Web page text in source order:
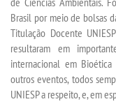
BLOG CONEXÃO
LOGIN
WEBMAIL
Brasil por meio de bolsas
Titulação Docente
resultaram em
internacional em
outros eventos, todos
UNIESP a respeito, e, em